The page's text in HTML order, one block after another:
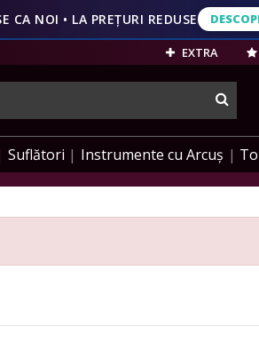
VEZI
CA NOI • LA PREȚURI REDUSE
EXTRA
Suflători Instrumente cu Arcuș